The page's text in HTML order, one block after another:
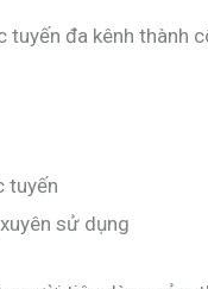
đa kênh thành
tuyến
sử dụng